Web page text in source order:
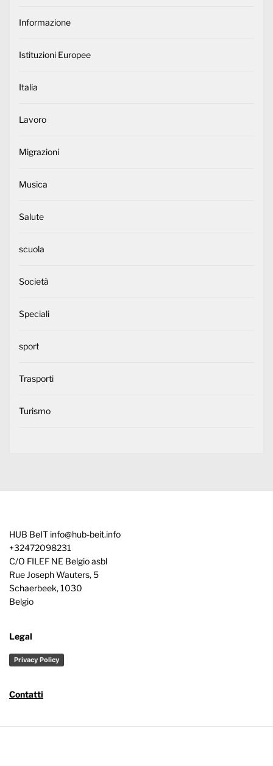
Informazione
Istituzioni Europee
Italia
Lavoro
Migrazioni
Musica
Salute
scuola
Società
Speciali
sport
Trasporti
Turismo
HUB BeIT info@hub-beit.info
+32472098231
C/O FILEF NE Belgio asbl
Rue Joseph Wauters, 5
Schaerbeek,1030
Belgio
Legal
Privacy Policy
Contatti